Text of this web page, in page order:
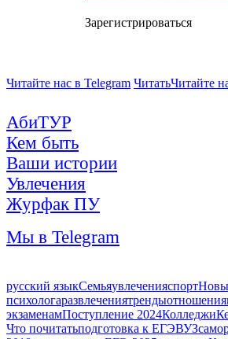
Зарегистрироваться
Читайте нас в Telegram ЧитатьЧитайте
АбиТУР
Кем быть
Ваши истории
Увлечения
Журфак ПУ
Мы в Telegram
русский языкСемьяувлеченияспорт
психологаразвлечениятрендыотношения
экзаменамПоступление 2024Колледжи
Что почитатьподготовка к ЕГЭВУЗ